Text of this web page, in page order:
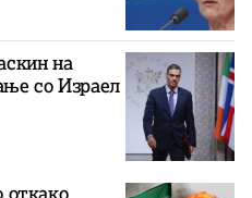
на
со Израел